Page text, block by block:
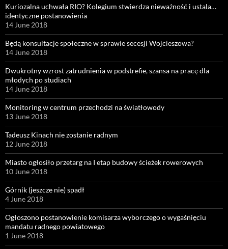
Kuriozalna uchwała RIO? Kolegium stwierdza nieważność i ustala…
identyczne postanowienia
14 June 2018
Będą konsultacje społeczne w sprawie secesji Wojcieszowa?
14 June 2018
Dwukrotny wzrost zatrudnienia w podstrefie, szansa na pracę dla
młodych po studiach
14 June 2018
Monitoring w centrum przechodzi na światłowody
13 June 2018
Tadeusz Kinach nie zostanie radnym
12 June 2018
Miasto ogłosiło przetarg na I etap budowy ścieżek rowerowych
10 June 2018
Górnik (jeszcze nie) spadł
4 June 2018
Ogłoszono postanowienie komisarza wyborczego o wygaśnięciu
mandatu radnego powiatowego
1 June 2018